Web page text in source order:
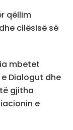
qëllim
cilësisë së
mbetet
Dialogut dhe
gjitha
e